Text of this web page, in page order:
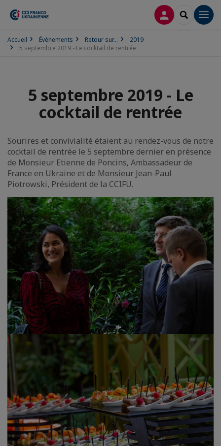
CONNEXION
Accueil Événements Retour sur...
2019
5 septembre 2019 - Le cocktail de rentrée
5 septembre 2019 - Le
cocktail de rentrée
Sourires et convivialité étaient au rendez-vous de notre
cocktail de rentrée le 5 septembre dernier en présence
de Monsieur Etienne de Poncins, Ambassadeur de
France en Ukraine et de Monsieur Jean-Paul
Piotrowski, Président de la CCIFU.